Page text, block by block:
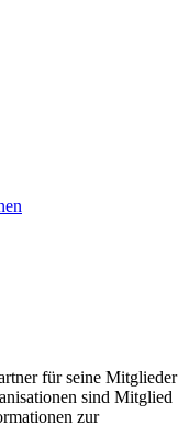
für seine Mitglieder
sind Mitglied
zur